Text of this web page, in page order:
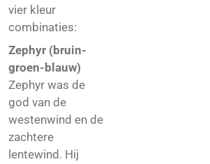
vier kleur
combinaties:
Zephyr (bruin-
groen-blauw)
Zephyr was de
god van de
westenwind en de
zachtere
lentewind. Hij